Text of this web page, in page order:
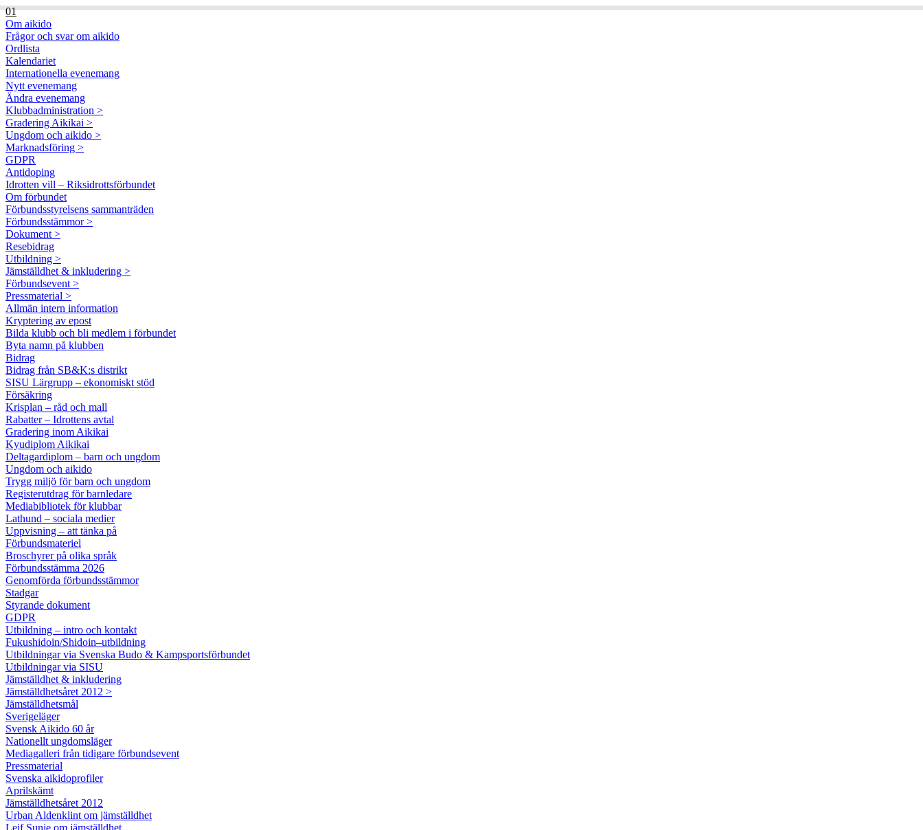
01
Om aikido
Frågor och svar om aikido
Ordlista
Kalendariet
Internationella evenemang
Nytt evenemang
Ändra evenemang
Klubbadministration >
Gradering Aikikai >
Ungdom och aikido >
Marknadsföring >
GDPR
Antidoping
Idrotten vill – Riksidrottsförbundet
Om förbundet
Förbundsstyrelsens sammanträden
Förbundsstämmor >
Dokument >
Resebidrag
Utbildning >
Jämställdhet & inkludering >
Förbundsevent >
Pressmaterial >
Allmän intern information
Kryptering av epost
Bilda klubb och bli medlem i förbundet
Byta namn på klubben
Bidrag
Bidrag från SB&K:s distrikt
SISU Lärgrupp – ekonomiskt stöd
Försäkring
Krisplan – råd och mall
Rabatter – Idrottens avtal
Gradering inom Aikikai
Kyudiplom Aikikai
Deltagardiplom – barn och ungdom
Ungdom och aikido
Trygg miljö för barn och ungdom
Registerutdrag för barnledare
Mediabibliotek för klubbar
Lathund – sociala medier
Uppvisning – att tänka på
Förbundsmateriel
Broschyrer på olika språk
Förbundsstämma 2026
Genomförda förbundsstämmor
Stadgar
Styrande dokument
GDPR
Utbildning – intro och kontakt
Fukushidoin/Shidoin–utbildning
Utbildningar via Svenska Budo & Kampsportsförbundet
Utbildningar via SISU
Jämställdhet & inkludering
Jämställdhetsåret 2012 >
Jämställdhetsmål
Sverigeläger
Svensk Aikido 60 år
Nationellt ungdomsläger
Mediagalleri från tidigare förbundsevent
Pressmaterial
Svenska aikidoprofiler
Aprilskämt
Jämställdhetsåret 2012
Urban Aldenklint om jämställdhet
Leif Sunje om jämställdhet